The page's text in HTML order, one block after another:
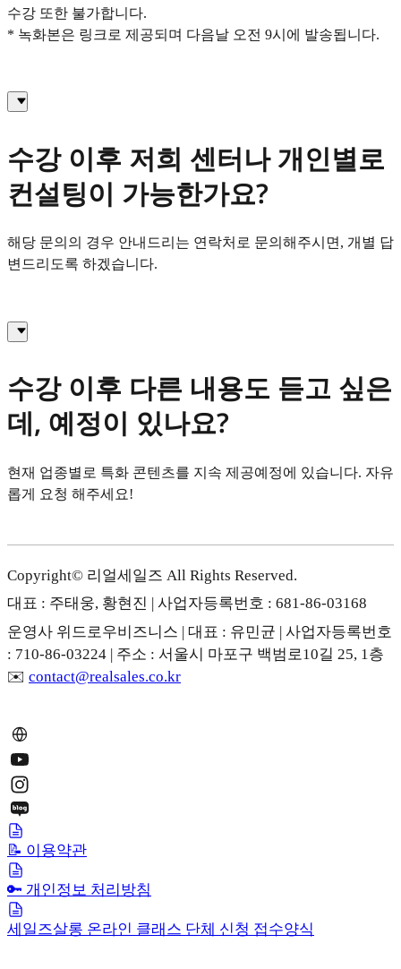
수강 또한 불가합니다.
* 녹화본은 링크로 제공되며 다음날 오전 9시에 발송됩니다.
수강 이후 저희 센터나 개인별로
컨설팅이 가능한가요?
해당 문의의 경우 안내드리는 연락처로 문의해주시면, 개별 답
변드리도록 하겠습니다.
수강 이후 다른 내용도 듣고 싶은
데, 예정이 있나요?
현재 업종별로 특화 콘텐츠를 지속 제공예정에 있습니다. 자유
롭게 요청 해주세요!
Copyright© 리얼세일즈 All Rights Reserved.
대표 : 주태웅, 황현진 | 사업자등록번호 : 681-86-03168
운영사 위드로우비즈니스 | 대표 : 유민균 | 사업자등록번호
: 710-86-03224 | 주소 : 서울시 마포구 백범로10길 25, 1층
✉️ contact@realsales.co.kr
📝 이용약관
🔑 개인정보 처리방침
세일즈살롱 온라인 클래스 단체 신청 접수양식